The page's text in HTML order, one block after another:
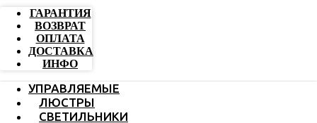
ГАРАНТИЯ
ВОЗВРАТ
ОПЛАТА
ДОСТАВКА
ИНФО
УПРАВЛЯЕМЫЕ
ЛЮСТРЫ
СВЕТИЛЬНИКИ